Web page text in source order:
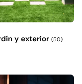
y exterior (50)